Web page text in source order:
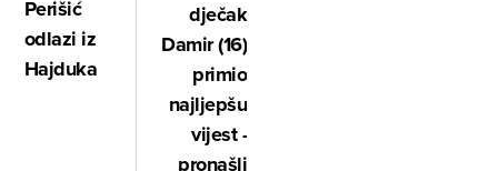
Perišić
odlazi iz
Hajduka
dječak
Damir (16)
primio
najljepšu
vijest -
pronašli